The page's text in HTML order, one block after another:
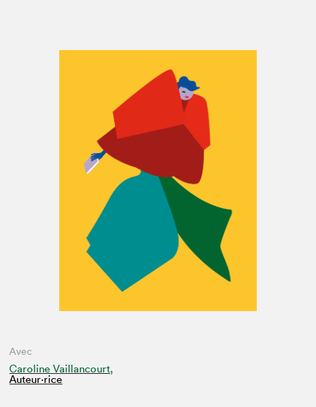
Avec
Caroline Vaillancourt,
Auteur·rice